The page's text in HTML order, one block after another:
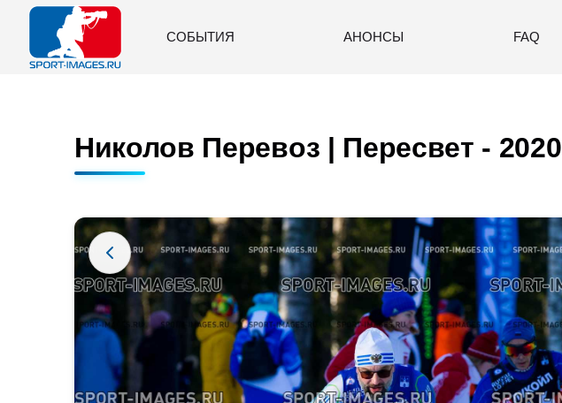
СОБЫТИЯ АНОНСЫ FAQ
Николов Перевоз | Пересвет - 2020